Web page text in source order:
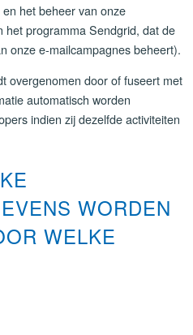
het beheer van onze
het programma Sendgrid, dat de
onze e-mailcampagnes beheert).
overgenomen door of fuseert met
automatisch worden
indien zij dezelfde activiteiten
WORDEN
WELKE